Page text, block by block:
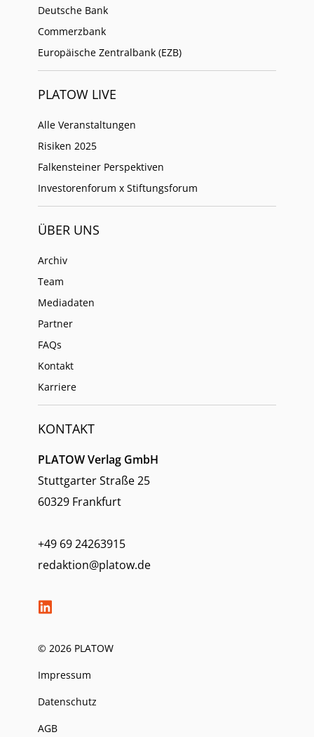
Deutsche Bank
Commerzbank
Europäische Zentralbank (EZB)
PLATOW LIVE
Alle Veranstaltungen
Risiken 2025
Falkensteiner Perspektiven
Investorenforum x Stiftungsforum
ÜBER UNS
Archiv
Team
Mediadaten
Partner
FAQs
Kontakt
Karriere
KONTAKT
PLATOW Verlag GmbH
Stuttgarter Straße 25
60329 Frankfurt
+49 69 24263915
redaktion@platow.de
© 2026 PLATOW
Impressum
Datenschutz
AGB